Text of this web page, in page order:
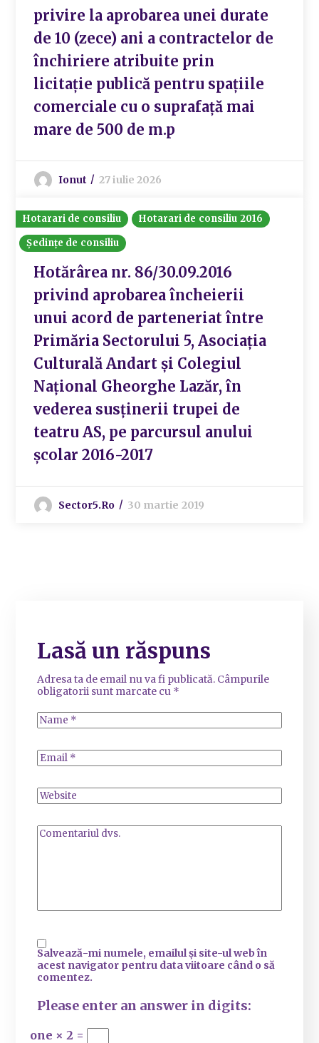
privire la aprobarea unei durate
de 10 (zece) ani a contractelor de
închiriere atribuite prin
licitație publică pentru spațiile
comerciale cu o suprafață mai
mare de 500 de m.p
Ionut 27 iulie 2026
Hotarari de consiliu
Hotarari de consiliu 2016
Ședințe de consiliu
Hotărârea nr. 86/30.09.2016
privind aprobarea încheierii
unui acord de parteneriat între
Primăria Sectorului 5, Asociația
Culturală Andart și Colegiul
Național Gheorghe Lazăr, în
vederea susținerii trupei de
teatru AS, pe parcursul anului
școlar 2016-2017
Sector5.ro 30 martie 2019
Lasă un răspuns
Adresa ta de email nu va fi publicată. Câmpurile
obligatorii sunt marcate cu *
Salvează-mi numele, emailul și site-ul web în
acest navigator pentru data viitoare când o să
comentez.
Please enter an answer in digits:
one × 2 =